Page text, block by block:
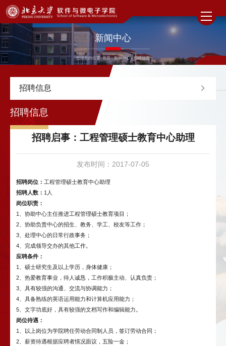
新闻中心
您现在的位置: 首页 - 新闻中心 - 招聘信息
招聘信息
招聘信息
招聘启事：工程管理硕士教育中心助理
发布时间：2017-07-05
招聘岗位： 工程管理硕士教育中心助理
招聘人数： 1人
岗位职责：
1、协助中心主任推进工程管理硕士教育项目；
2、协助负责中心的招生、教务、学工、校友等工作；
3、处理中心的日常行政事务；
4、完成领导交办的其他工作。
应聘条件：
1、硕士研究生及以上学历，身体健康；
2、热爱教育事业，待人诚恳，工作积极主动、认真负责；
3、具有较强的沟通、交流与协调能力；
4、具备熟练的英语运用能力和计算机应用能力；
5、文字功底好，具有较强的文档写作和编辑能力。
岗位待遇：
1、以上岗位为学院聘任劳动合同制人员，签订劳动合同；
2、薪资待遇根据应聘者情况面议，五险一金；